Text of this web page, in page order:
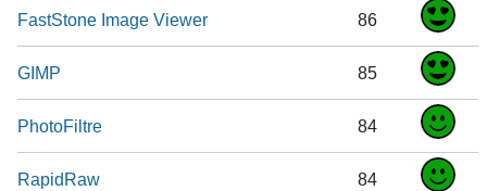
FastStone Image Viewer 86
GIMP 85
PhotoFiltre 84
RapidRaw 84